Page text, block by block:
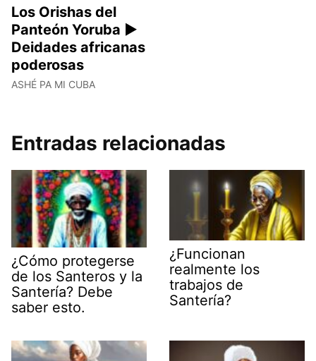
Los Orishas del
Panteón Yoruba ►
Deidades africanas
poderosas
ASHÉ PA MI CUBA
Entradas relacionadas
¿Cómo protegerse
de los Santeros y la
Santería? Debe
saber esto.
¿Funcionan
realmente los
trabajos de
Santería?